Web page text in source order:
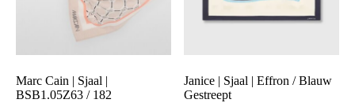
Marc Cain | Sjaal |
BSB1.05Z63 / 182
Janice | Sjaal | Effron / Blauw
Gestreept